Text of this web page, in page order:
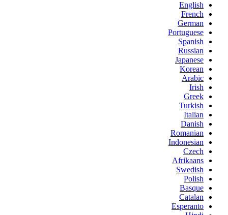
English
French
German
Portuguese
Spanish
Russian
Japanese
Korean
Arabic
Irish
Greek
Turkish
Italian
Danish
Romanian
Indonesian
Czech
Afrikaans
Swedish
Polish
Basque
Catalan
Esperanto